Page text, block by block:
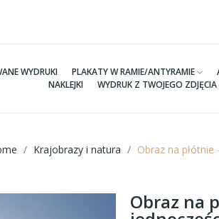
WYDRUKI PLAKATY W RAMIE/ANTYRAMIE
NAKLEJKI
WYDRUK Z TWOJEGO ZDJĘCIA
Krajobrazy i natura
Obraz na
Obraz na